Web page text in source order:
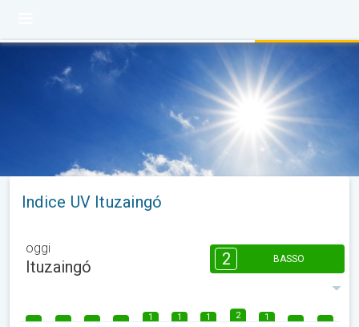
Indice UV Ituzaingó
oggi
Ituzaingó 2 BASSO
1 1 1 2 1